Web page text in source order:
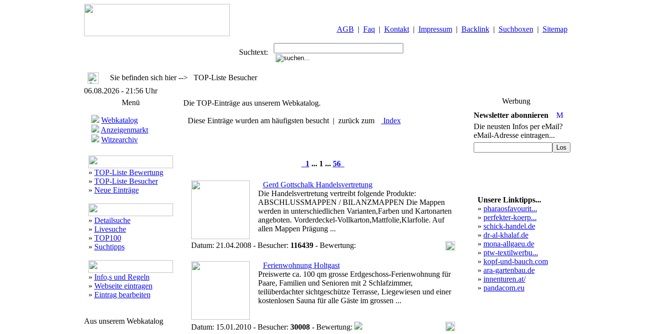
AGB | Faq | Kontakt| Impressum| Backlink| Suchboxen | Sitemap
Suchtext:
Sie befinden sich hier --> TOP-Liste Besucher
06.08.2026 - 21:56 Uhr
Menü
Webkatalog
Anzeigenmarkt
Witzearchiv
» TOP-Liste Bewertung
» TOP-Liste Besucher
» Neue Einträge
» Detailsuche
» Livesuche
» TOP100
» Suchtipps
» Info,s und Regeln
» Webseite eintragen
» Eintrag bearbeiten
Aus unserem Webkatalog
Die TOP-Einträge aus unserem Webkatalog.
Diese Einträge wurden am häufigsten besucht | zurück zum Index
1 ... 1 ... 56
Gerd Gottschalk Handelsvertretung
Die Handelsvertretung vertreibt folgende Produkte:
ABSCHLUSSMAPPEN / BILANZMAPPEN Die Mappen
werden in unterschiedlichen Varianten,Farben und Kartonarten
angeboten. Vorderdeckel-Vollkarton,Mattfolie,Klarfolie. Auf
allen Mappen Prägung ...
Datum: 21.04.2008 - Besucher: 116439- Bewertung:
Ferienwohnung Holtgast
Preiswerte ca. 100 qm grosse Erdgeschoss-Ferienwohnung für
Paare, Familien und Senioren mit 2 Schlafzimmer,
teilüberdachter sichtgeschütze Terrasse, Liegewiesen und einer
kostenlosen Sauna für alle Gäste im grossen ...
Datum: 15.01.2010 - Besucher: 30008- Bewertung:
Werbung
Newsletter abonnieren
Die neusten Infos per eMail?
eMail-Adresse eintragen...
Unsere Linktipps...
» pharaosfavourit...
» perfekter-koerp...
» schick-handel.de
» dr-al-khalaf.de
» mona-allgaeu.de
» ptw-textilwerbu...
» kopf-und-bauch.com
» ara-gartenbau.de
» innenturen.at/
» pandacom.eu